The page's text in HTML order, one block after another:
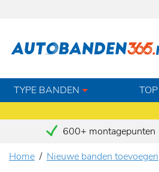
TYPE BANDEN
600+ montagepunten
Home
Nieuwe banden toevoegen